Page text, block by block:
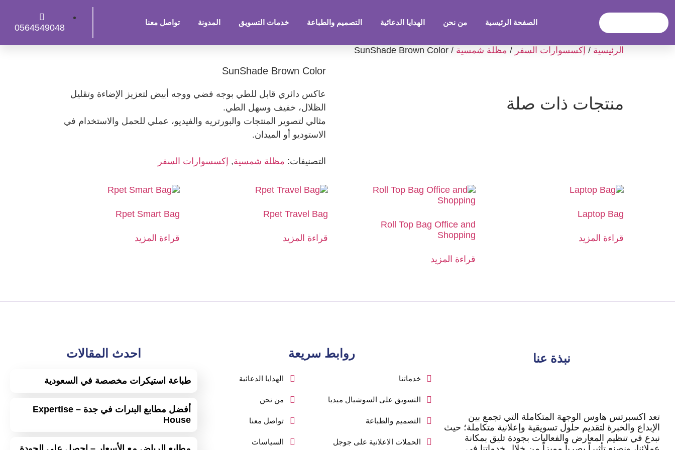
الصفحة الرئيسية من نحن الهدايا الدعائية التصميم والطباعة خدمات التسويق المدونة تواصل معنا
0564549048
الرئيسية / إكسسوارات السفر / مظلة شمسية / SunShade Brown Color
SunShade Brown Color
عاكس دائري قابل للطي بوجه فضي ووجه أبيض لتعزيز الإضاءة وتقليل
الظلال، خفيف وسهل الطي.
مثالي لتصوير المنتجات والبورتريه والفيديو، عملي للحمل والاستخدام في
الاستوديو أو الميدان.
التصنيفات: مظلة شمسية, إكسسوارات السفر
منتجات ذات صلة
Laptop Bag
قراءة المزيد
Roll Top Bag Office and
Shopping
قراءة المزيد
Rpet Travel Bag
قراءة المزيد
Rpet Smart Bag
قراءة المزيد
نبذة عنا
تعد اكسبرتس هاوس الوجهة المتكاملة التي تجمع بين
الإبداع والخبرة لتقديم حلول تسويقية وإعلانية متكاملة؛ حيث
نبدع في تنظيم المعارض والفعاليات بجودة تليق بمكانة
روابط سريعة
خدماتنا
التسويق على السوشيال ميديا
التصميم والطباعة
الحملات الاعلانية على جوجل
الهدايا الدعائية
من نحن
تواصل معنا
السياسات
احدث المقالات
طباعة استيكرات مخصصة في السعودية
أفضل مطابع البنرات في جدة – Expertise
House